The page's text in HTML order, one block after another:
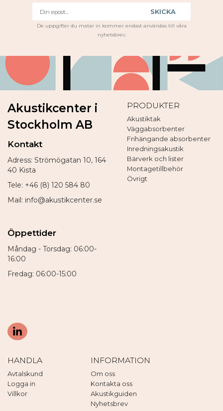
SKICKA
De uppgifter du matar in kommer endast användas till våra
nyhetsbrev.
Akustikcenter i
Stockholm AB
Kontakt
Adress: Strömögatan 10, 164
40 Kista
Tele: +46 (8) 120 584 80
Mail: info@akustikcenter.se
Öppettider
Måndag - Torsdag: 06:00-
16:00
Fredag: 06:00-15:00
PRODUKTER
Akustiktak
Väggabsorbenter
Frihängande absorbenter
Inredningsakustik
Bärverk och lister
Montagetillbehör
Övrigt
HANDLA
Avtalskund
Logga in
Villkor
INFORMATION
Om oss
Kontakta oss
Akustikguiden
Nyhetsbrev